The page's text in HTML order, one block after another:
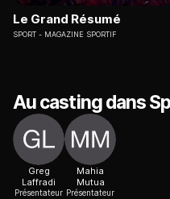
Le Grand Résumé
SPORT MAGAZINE SPORTIF
Au casting dans
Greg
Laffradi
Présentateur
Mahia
Mutua
Présentateur